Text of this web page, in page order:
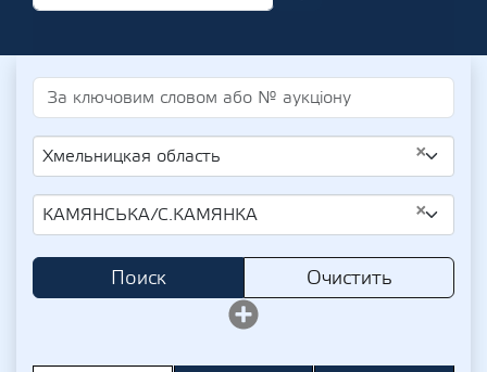
×
Хмельницкая область
×
КАМЯНСЬКА/С.КАМЯНКА
Поиск Очистить